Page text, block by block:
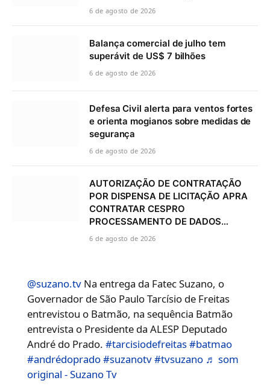
6 de agosto de 2026
Balança comercial de julho tem
superávit de US$ 7 bilhões
6 de agosto de 2026
Defesa Civil alerta para ventos fortes
e orienta mogianos sobre medidas de
segurança
6 de agosto de 2026
AUTORIZAÇÃO DE CONTRATAÇÃO
POR DISPENSA DE LICITAÇÃO APRA
CONTRATAR CESPRO
PROCESSAMENTO DE DADOS…
6 de agosto de 2026
@suzano.tv Na entrega da Fatec Suzano, o
Governador de São Paulo Tarcísio de Freitas
entrevistou o Batmão, na sequência Batmão
entrevista o Presidente da ALESP Deputado
André do Prado.#tarcisiodefreitas#batmao
#andrédoprado#suzanotv#tvsuzano ♬ som
original - Suzano Tv